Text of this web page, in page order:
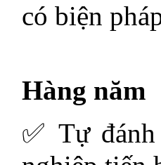
có biện
Hàng năm
✅ Tự